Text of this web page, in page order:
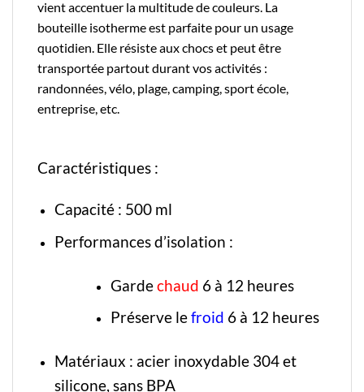
vient accentuer la multitude de couleurs. La
bouteille isotherme est parfaite pour un usage
quotidien. Elle résiste aux chocs et peut être
transportée partout durant vos activités :
randonnées, vélo, plage, camping, sport école,
entreprise, etc.
Caractéristiques :
Capacité : 500 ml
Performances d’isolation :
Gardechaud 6 à 12 heures
Préserve lefroid 6 à 12 heures
Matériaux : acier inoxydable 304 et
silicone, sans BPA